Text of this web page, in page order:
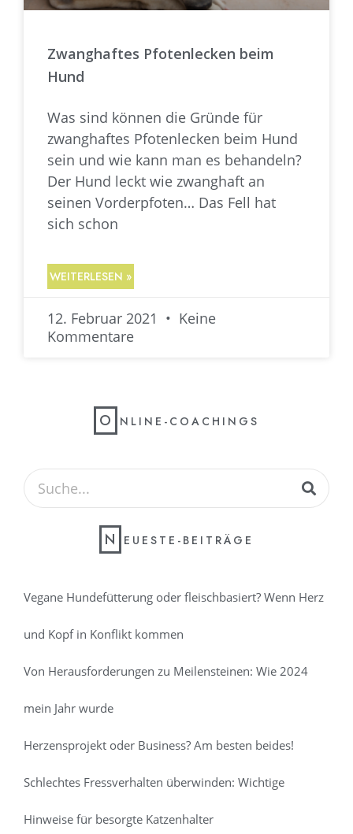
Zwanghaftes Pfotenlecken beim
Hund
Was sind können die Gründe für
zwanghaftes Pfotenlecken beim Hund
sein und wie kann man es behandeln?
Der Hund leckt wie zwanghaft an
seinen Vorderpfoten… Das Fell hat
sich schon
WEITERLESEN »
12. Februar 2021
Keine
Kommentare
O NLINE-COACHINGS
N EUESTE-BEITRÄGE
Vegane Hundefütterung oder fleischbasiert? Wenn Herz
und Kopf in Konflikt kommen
Von Herausforderungen zu Meilensteinen: Wie 2024
mein Jahr wurde
Herzensprojekt oder Business? Am besten beides!
Schlechtes Fressverhalten überwinden: Wichtige
Hinweise für besorgte Katzenhalter